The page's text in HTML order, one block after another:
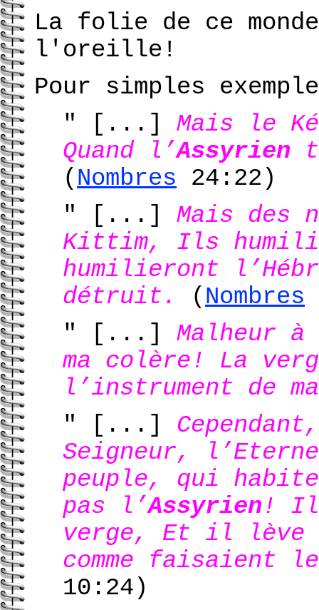
La folie de ce
l'oreille!
Pour simples
" [...] Mais le
Quand l’Assyrien
( Nombres 24:22)
" [...] Mais des
Kittim, Ils
humilieront
détruit.
( Nombres
" [...] Malheur
ma colère! La
l’instrument de
" [...]
Seigneur,
peuple, qui
pas l’Assyrien ! Il
verge, Et il lève
comme faisaient
10:24)